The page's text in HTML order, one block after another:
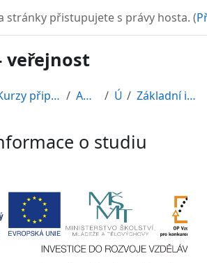
stránky přistupujete s právy hosta. (
veřejnost
Kurzy připravené v rámci ESF AKTUGRAM Úvod Základní informace o studiu
o studiu